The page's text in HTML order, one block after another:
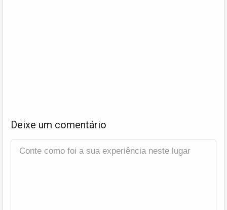
Deixe um comentário